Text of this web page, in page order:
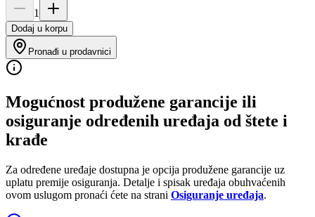
1
Dodaj u korpu
Pronađi u prodavnici
Mogućnost produžene garancije ili
osiguranje određenih uređaja od štete i
krađe
Za određene uređaje dostupna je opcija produžene garancije uz
uplatu premije osiguranja. Detalje i spisak uređaja obuhvaćenih
ovom uslugom pronaći ćete na strani Osiguranje uređaja.